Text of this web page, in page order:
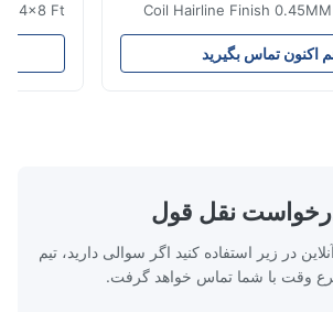
Coil Hairline Finish
Corrosion Resistance
kind of material with
mirror surface, tough
تماس بگیرید
Inox 4x8 Ft
Steel Plate
400 series
نقل قول
زیر استفاده کنید اگر سوالی دارید، تیم
با شما تماس خواهد گرفت.